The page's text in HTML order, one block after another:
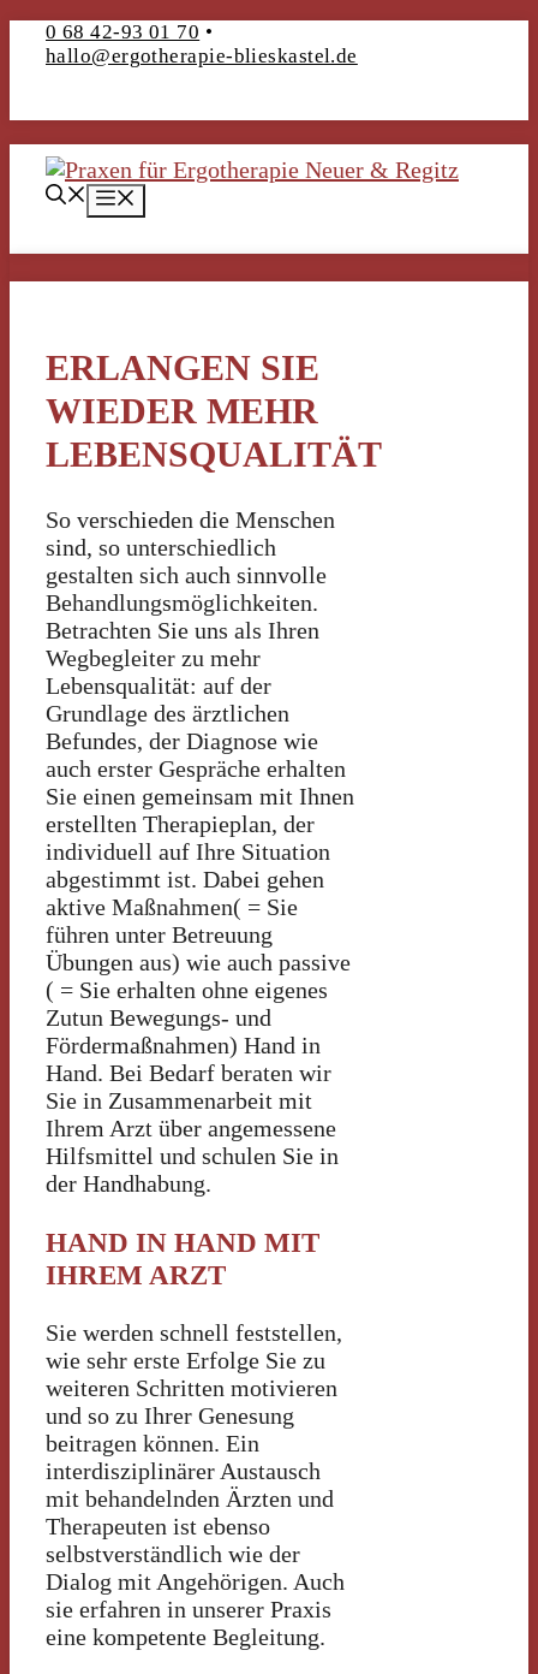
Zum
Inhalt
0 68 42-93 01 70 • ­­
hallo@ergotherapie-blieskastel.de
ERLANGEN SIE
WIEDER MEHR
LEBENSQUALITÄT
So verschieden die Menschen
sind, so unterschiedlich
gestalten sich auch sinnvolle
Behandlungsmöglichkeiten.
Betrachten Sie uns als Ihren
Wegbegleiter zu mehr
Lebensqualität: auf der
Grundlage des ärztlichen
Befundes, der Diagnose wie
auch erster Gespräche erhalten
Sie einen gemeinsam mit Ihnen
erstellten Therapieplan, der
individuell auf Ihre Situation
abgestimmt ist. Dabei gehen
aktive Maßnahmen( = Sie
führen unter Betreuung
Übungen aus) wie auch passive
( = Sie erhalten ohne eigenes
Zutun Bewegungs- und
Fördermaßnahmen) Hand in
Hand. Bei Bedarf beraten wir
Sie in Zusammenarbeit mit
Ihrem Arzt über angemessene
Hilfsmittel und schulen Sie in
der Handhabung.
HAND IN HAND MIT
IHREM ARZT
Sie werden schnell feststellen,
wie sehr erste Erfolge Sie zu
weiteren Schritten motivieren
und so zu Ihrer Genesung
beitragen können. Ein
interdisziplinärer Austausch
mit behandelnden Ärzten und
Therapeuten ist ebenso
selbstverständlich wie der
Dialog mit Angehörigen. Auch
sie erfahren in unserer Praxis
eine kompetente Begleitung.